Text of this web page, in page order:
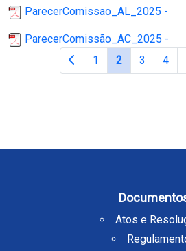
ParecerComissao_AL_2025 -
ParecerComissão_AC_2025 -
1
2 3 4
Atos e